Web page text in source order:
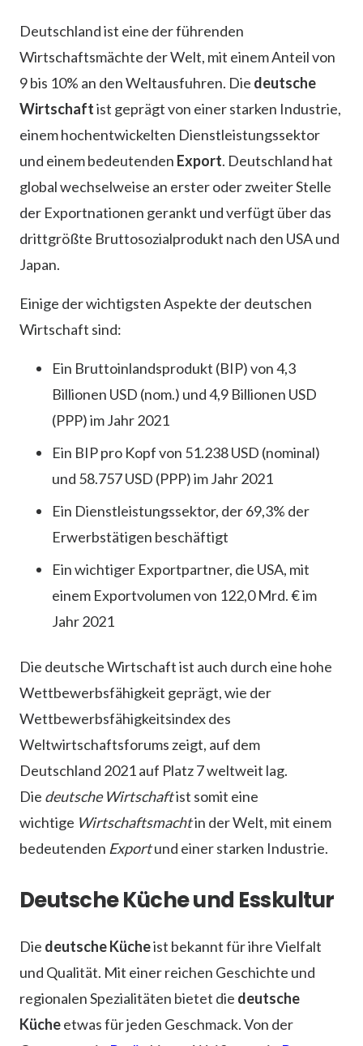
Deutschland ist eine der führenden
Wirtschaftsmächte der Welt, mit einem Anteil von
9 bis 10% an den Weltausfuhren. Die deutsche
Wirtschaftist geprägt von einer starken Industrie,
einem hochentwickelten Dienstleistungssektor
und einem bedeutenden Export. Deutschland hat
global wechselweise an erster oder zweiter Stelle
der Exportnationen gerankt und verfügt über das
drittgrößte Bruttosozialprodukt nach den USA und
Japan.
Einige der wichtigsten Aspekte der deutschen
Wirtschaft sind:
Ein Bruttoinlandsprodukt (BIP) von 4,3
Billionen USD (nom.) und 4,9 Billionen USD
(PPP) im Jahr 2021
Ein BIP pro Kopf von 51.238 USD (nominal)
und 58.757 USD (PPP) im Jahr 2021
Ein Dienstleistungssektor, der 69,3% der
Erwerbstätigen beschäftigt
Ein wichtiger Exportpartner, die USA, mit
einem Exportvolumen von 122,0 Mrd. € im
Jahr 2021
Die deutsche Wirtschaft ist auch durch eine hohe
Wettbewerbsfähigkeit geprägt, wie der
Wettbewerbsfähigkeitsindex des
Weltwirtschaftsforums zeigt, auf dem
Deutschland 2021 auf Platz 7 weltweit lag.
Die deutsche Wirtschaftist somit eine
wichtige Wirtschaftsmachtin der Welt, mit einem
bedeutenden Exportund einer starken Industrie.
Deutsche Küche und Esskultur
Die deutsche Kücheist bekannt für ihre Vielfalt
und Qualität. Mit einer reichen Geschichte und
regionalen Spezialitäten bietet die deutsche
Kücheetwas für jeden Geschmack. Von der